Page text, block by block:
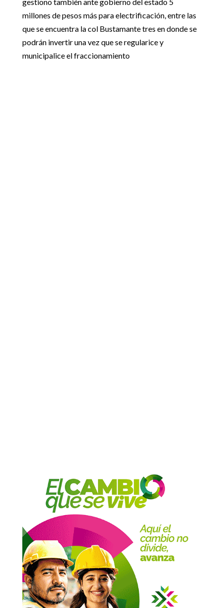
millones de pesos más para electrificación, entre las
que se encuentra la col Bustamante tres en donde se
podrán invertir una vez que se regularice y
municipalice el fraccionamiento